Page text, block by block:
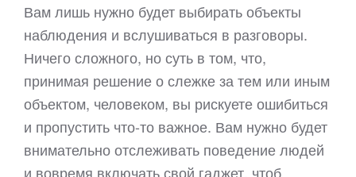
Вам лишь нужно будет выбирать объекты
наблюдения и вслушиваться в разговоры.
Ничего сложного, но суть в том, что,
принимая решение о слежке за тем или иным
объектом, человеком, вы рискуете ошибиться
и пропустить что-то важное. Вам нужно будет
внимательно отслеживать поведение людей
и вовремя включать свой гаджет, чтоб